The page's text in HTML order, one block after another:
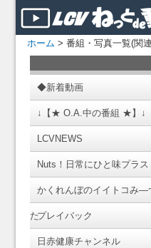
ホーム > 番組・写真一覧(関
◆新着動画
↓【★ O.A.中の番組 ★】↓
LCVNEWS
Nuts！日常にひと味プラス
かくれんぼのイイトコみ―
たプレイバック
日赤健康チャンネル